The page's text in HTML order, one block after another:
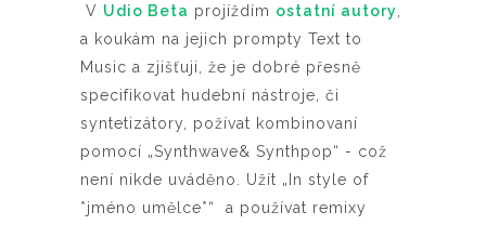
V Udio Beta projíždím ostatní autory
a koukám na jejich prompty Text to
Music a zjišťuji, že je dobré přesně
specifikovat hudební nástroje, či
syntetizátory, požívat kombinovaní
pomocí „Synthwave& Synthpop“ - což
není nikde uváděno. Užít „In style of
*jméno umělce*“ a používat remixy